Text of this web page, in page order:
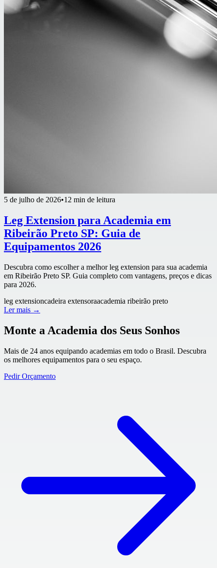
5 de julho de 2026•12 min de leitura
Leg Extension para Academia em
Ribeirão Preto SP: Guia de
Equipamentos 2026
Descubra como escolher a melhor leg extension para sua academia
em Ribeirão Preto SP. Guia completo com vantagens, preços e dicas
para 2026.
leg extensioncadeira extensoraacademia ribeirão preto
Ler mais →
Monte a Academia dos Seus Sonhos
Mais de 24 anos equipando academias em todo o Brasil. Descubra
os melhores equipamentos para o seu espaço.
Pedir Orçamento